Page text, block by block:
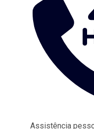
Assistência